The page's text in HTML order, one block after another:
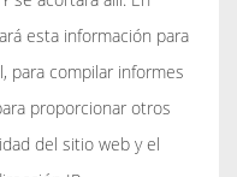
esta información para
para compilar informes
proporcionar otros
del sitio web y el